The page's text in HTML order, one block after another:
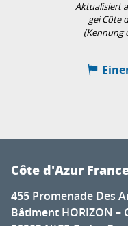
Aktualisiert
gei Côte
(Kennung
Côte d'Azur
455 Promenade Des
Bâtiment HORIZON –